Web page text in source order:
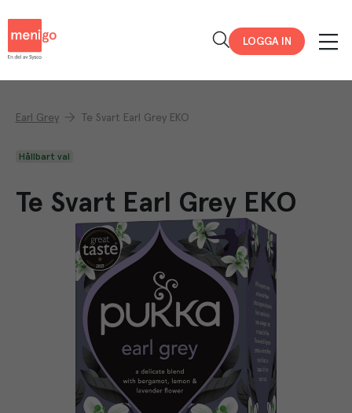
LOGGA IN
Earl Grey Te Svart Earl Grey EKO
Hållbart val
Te Svart Earl Grey EKO